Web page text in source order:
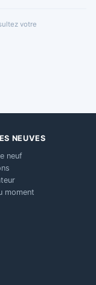
votre
NEUVES
neuf
moment